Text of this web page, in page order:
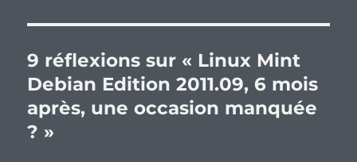
9 réflexions sur « Linux Mint
Debian Edition 2011.09, 6 mois
après, une occasion manquée
? »